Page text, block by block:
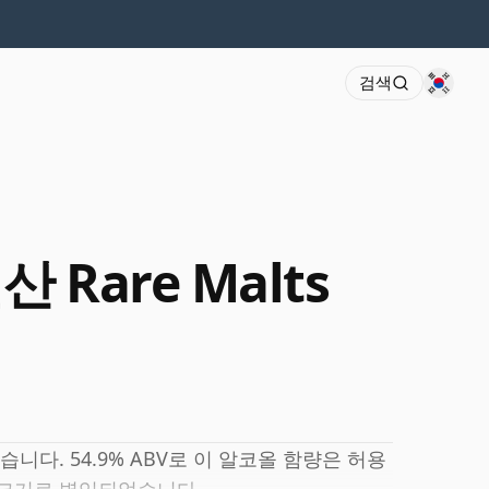
검색
Rare Malts
니다. 54.9% ABV로 이 알코올 함량은 허용